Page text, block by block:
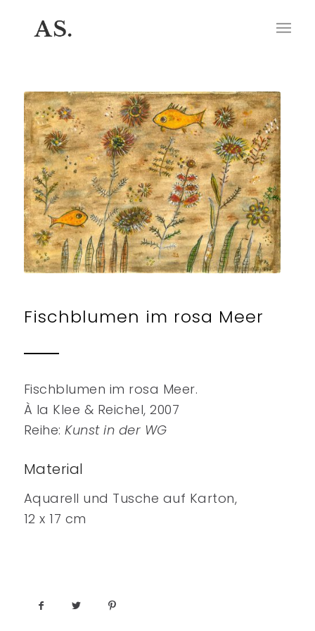
Fischblumen im rosa Meer
Fischblumen im rosa Meer.
À la Klee & Reichel, 2007
Reihe:Kunst in der WG
Material
Aquarell und Tusche auf Karton,
12 x 17 cm